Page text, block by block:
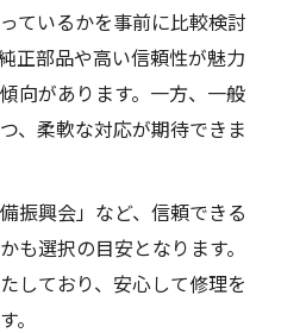
ているかを事前に比較検討
正部品や高い信頼性が魅力
向があります。一方、一般
、柔軟な対応が期待できま
振興会」など、信頼できる
も選択の目安となります。
しており、安心して修理を
。